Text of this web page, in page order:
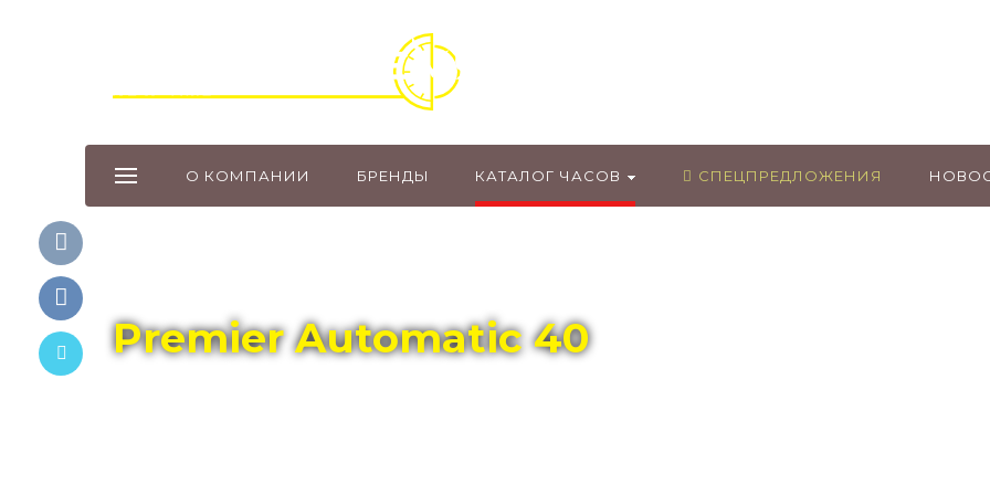
О КОМПАНИИ БРЕНДЫ КАТАЛОГ ЧАСОВ СПЕЦПРЕДЛОЖЕНИЯ
Premier Automatic 40